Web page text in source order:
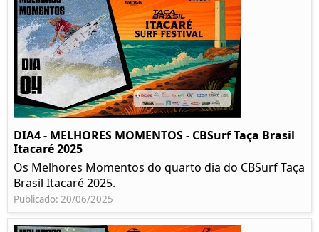
DIA4 - MELHORES MOMENTOS - CBSurf Taça Brasil
Itacaré 2025
Os Melhores Momentos do quarto dia do CBSurf Taça
Brasil Itacaré 2025.
Publicado: 20/06/2025